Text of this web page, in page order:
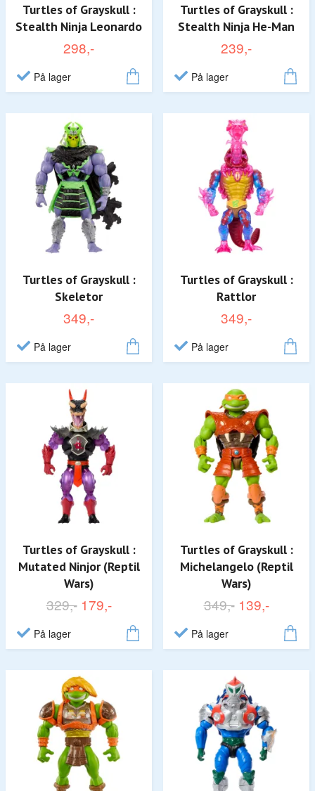
Turtles of Grayskull :
Stealth Ninja Leonardo
298,-
På lager
Turtles of Grayskull :
Stealth Ninja He-Man
239,-
På lager
Turtles of Grayskull :
Skeletor
349,-
På lager
Turtles of Grayskull :
Rattlor
349,-
På lager
Turtles of Grayskull :
Mutated Ninjor (Reptil
Wars)
329,- 179,-
På lager
Turtles of Grayskull :
Michelangelo (Reptil
Wars)
349,- 139,-
På lager